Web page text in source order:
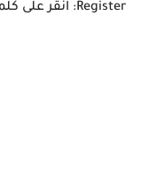
Register: انقر على كلمة انشاء حساب في اعلى الصفحة